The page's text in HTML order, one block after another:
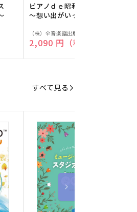
ピアノｄｅ昭和ポップス
～想い出がいっぱい～
販
売
（株）全音楽譜出版社
通常価格
2,090 円（税込）
すべて見る